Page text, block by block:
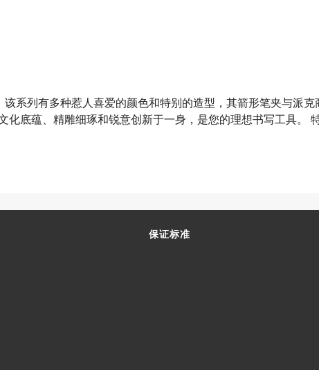
系列有多种惹人喜爱的颜色和特别的造型，其箭形笔夹与派
底蕴、精雕细琢和锐意创新于一身，是您的理想书写工具。
保证标准